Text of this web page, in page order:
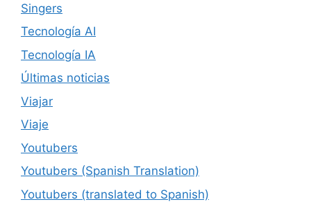
Singers
Tecnología AI
Tecnología IA
Últimas noticias
Viajar
Viaje
Youtubers
Youtubers (Spanish Translation)
Youtubers (translated to Spanish)